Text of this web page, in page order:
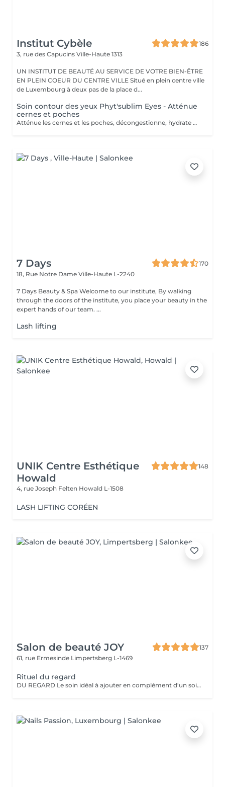
Institut Cybèle
186
3, rue des Capucins Ville-Haute 1313
UN INSTITUT DE BEAUTÉ AU SERVICE DE VOTRE BIEN-ÊTRE
EN PLEIN COEUR DU CENTRE VILLE Situé en plein centre ville
de Luxembourg à deux pas de la place d...
Soin contour des yeux Phyt'sublim Eyes - Atténue
cernes et poches
Atténue les cernes et les poches, décongestionne, hydrate Avec le soin contour des yeux certifié bio Phyt'Sublim Eyes, découvrez toute l'expertise professionnelle de Phyt's rien que pour vos yeux. Constitué de 8 étapes, qui s'enchaînent au rythme des manuvres décongestionnantes et drainantes, il conjugue parfaitement soin et détente. Sérum bio concentré d'actifs, baume fondant stimulant, masque peel-off défroissant et émulsion légère défatigante Immédiatement, décongestionné et dynamisé. Convient pour : Tous types de peaux
7 Days
170
18, Rue Notre Dame Ville-Haute L-2240
7 Days Beauty & Spa Welcome to our institute, By walking
through the doors of the institute, you place your beauty in the
expert hands of our team. ...
Lash lifting
UNIK Centre Esthétique
Howald
148
4, rue Joseph Felten Howald L-1508
LASH LIFTING CORÉEN
Salon de beauté JOY
137
61, rue Ermesinde Limpertsberg L-1469
Rituel du regard
DU REGARD Le soin idéal à ajouter en complément d'un soin du visage. Le rituel du regard, qu'il soit pratiqué seul ou en complément d'un soin, offre un effet revitalisant et drainant grâce à des techniques de massage manuelles et au gua sha spécialement adapté à la zone du contour des yeux.